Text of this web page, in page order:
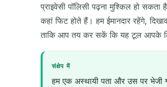
प्राइवेसी पॉलिसी पढ़ना मुश्किल हो
कहां फिट होते हैं। हम ईमानदार रहेंगे,
ताकि आप तय कर सकें कि यह टूल आपके
संक्षेप में
हम एक अस्थायी पता और उस पर भेजी